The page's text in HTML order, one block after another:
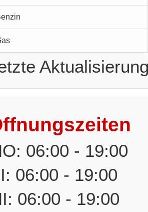
06:00 - 19:00
06:00 - 19:00
06:00 - 19:00